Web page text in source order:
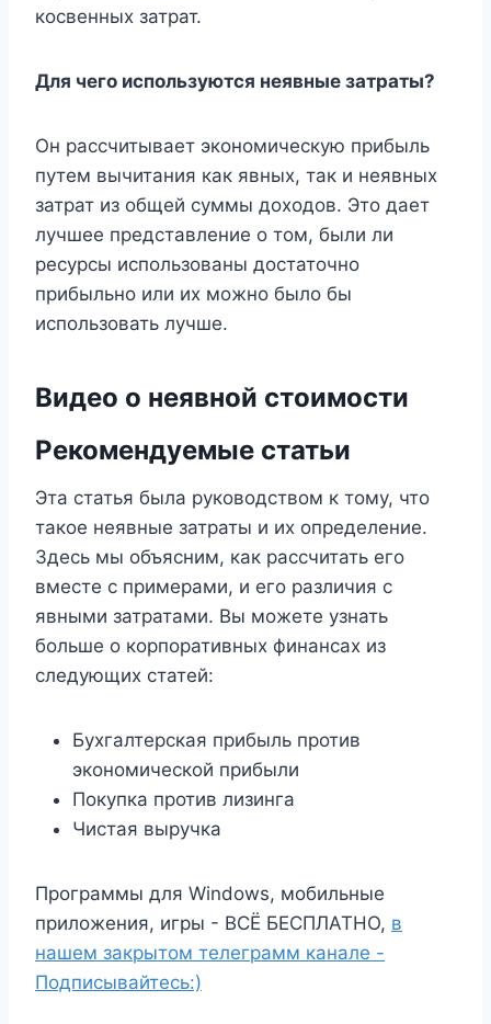
косвенных затрат.
Для чего используются неявные затраты?
Он рассчитывает экономическую прибыль
путем вычитания как явных, так и неявных
затрат из общей суммы доходов. Это дает
лучшее представление о том, были ли
ресурсы использованы достаточно
прибыльно или их можно было бы
использовать лучше.
Видео о неявной стоимости
Рекомендуемые статьи
Эта статья была руководством к тому, что
такое неявные затраты и их определение.
Здесь мы объясним, как рассчитать его
вместе с примерами, и его различия с
явными затратами. Вы можете узнать
больше о корпоративных финансах из
следующих статей:
Бухгалтерская прибыль против
экономической прибыли
Покупка против лизинга
Чистая выручка
Программы для Windows, мобильные
приложения, игры - ВСЁ БЕСПЛАТНО, в
нашем закрытом телеграмм канале -
Подписывайтесь:)